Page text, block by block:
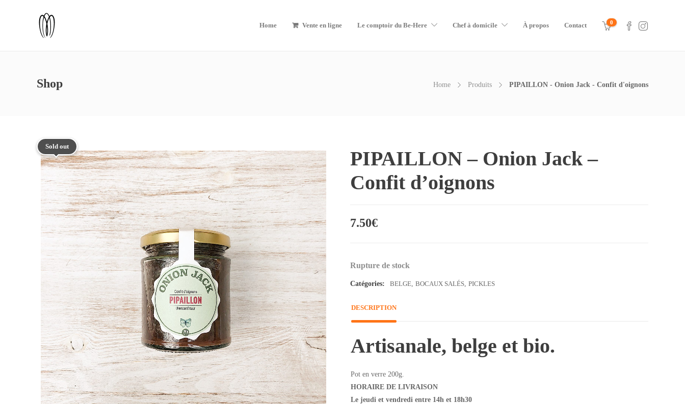
Home Vente en ligne Le comptoir du Be-Here Chef à domicile À propos Contact 0
Shop Home Produits PIPAILLON - Onion Jack - Confit d'oignons
Sold out
PIPAILLON – Onion Jack –
Confit d’oignons
7.50€
Rupture de stock
Catégories: BELGE, BOCAUX SALÉS, PICKLES
DESCRIPTION
Artisanale, belge et bio.
Pot en verre 200g.
HORAIRE DE LIVRAISON
Le jeudi et vendredi entre 14h et 18h30